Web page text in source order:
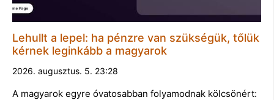
Lehullt a lepel: ha pénzre van szükségük, tőlük
kérnek leginkább a magyarok
2026. augusztus. 5. 23:28
A magyarok egyre óvatosabban folyamodnak kölcsönért: